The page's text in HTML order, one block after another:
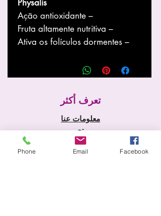
Physalis
– Ação antioxidante
– Fruta altamente nutritiva
– Ativa os folículos dormentes
تعرف أكثر
معلومات عنا
متجر
أخبار
خدمات
Phone Email Facebook